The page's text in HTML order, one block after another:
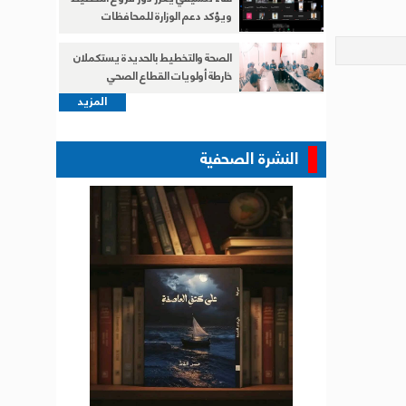
ويؤكد دعم الوزارة للمحافظات
الصحة والتخطيط بالحديدة يستكملان
خارطة أولويات القطاع الصحي
المزيد
النشرة الصحفية